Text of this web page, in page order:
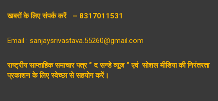
खबरों के लिए संपर्क करें – 8317011531
Email : sanjaysrivastava.55260@gmail.com
राष्ट्रीय साप्ताहिक समाचार पत्र ” द सन्डे व्यूज ” एवं सोशल मीडिया की निरंतरता
प्रकाशन के लिए स्वेच्छा से सहयोग करें।